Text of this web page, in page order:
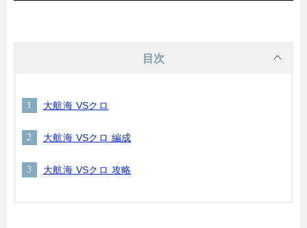
目次
大航海 VSクロ
大航海 VSクロ 編成
大航海 VSクロ 攻略